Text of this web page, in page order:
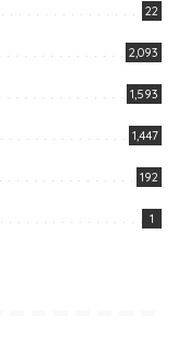
22
2,093
1,593
1,447
192
1